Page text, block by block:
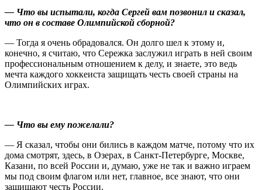
— Что вы испытали, когда Сергей вам позвонил и сказал,
что он в составе Олимпийской сборной?
— Тогда я очень обрадовался. Он долго шел к этому и,
конечно, я считаю, что Сережка заслужил играть в ней своим
профессиональным отношением к делу, и знаете, это ведь
мечта каждого хоккеиста защищать честь своей страны на
Олимпийских играх.
— Что вы ему пожелали?
— Я сказал, чтобы они бились в каждом матче, потому что их
дома смотрят, здесь, в Озерах, в Санкт-Петербурге, Москве,
Казани, по всей России и, думаю, уже не так и важно играем
мы под своим флагом или нет, главное, все знают, что они
защищают честь России.